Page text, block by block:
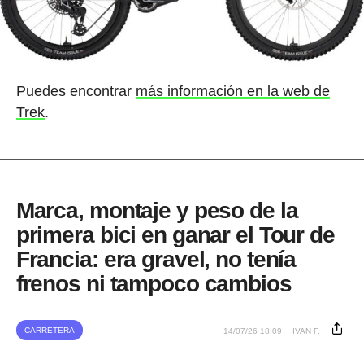
Puedes encontrar más información en la web de
Trek.
Marca, montaje y peso de la
primera bici en ganar el Tour de
Francia: era gravel, no tenía
frenos ni tampoco cambios
CARRETERA 14/07/26 18:09 IVAN F.